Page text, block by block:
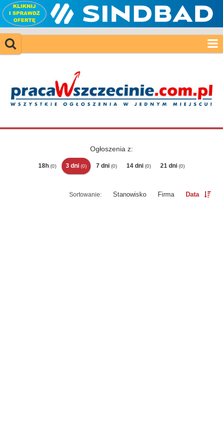
Ogłoszenia z:
18h (0) 3 dni (0) 7 dni (0) 14 dni (0) 21 dni (0)
Stanowisko Firma Data